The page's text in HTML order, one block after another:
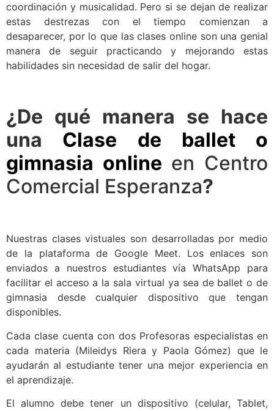
coordinación y musicalidad. Pero si se dejan de realizar
estas destrezas con el tiempo comienzan a
desaparecer, por lo que las clases online son una genial
manera de seguir practicando y mejorando estas
habilidades sin necesidad de salir del hogar.
¿De qué manera se hace
una Clase de ballet o
gimnasia online en Centro
Comercial Esperanza?
Nuestras clases vistuales son desarrolladas por medio
de la plataforma de Google Meet. Los enlaces son
enviados a nuestros estudiantes vía WhatsApp para
facilitar el acceso a la sala virtual ya sea de ballet o de
gimnasia desde cualquier dispositivo que tengan
disponibles.
Cada clase cuenta con dos Profesoras especialistas en
cada materia (Mileidys Riera y Paola Gómez) que le
ayudarán al estudiante tener una mejor experiencia en
el aprendizaje.
El alumno debe tener un dispositivo (celular, Tablet,